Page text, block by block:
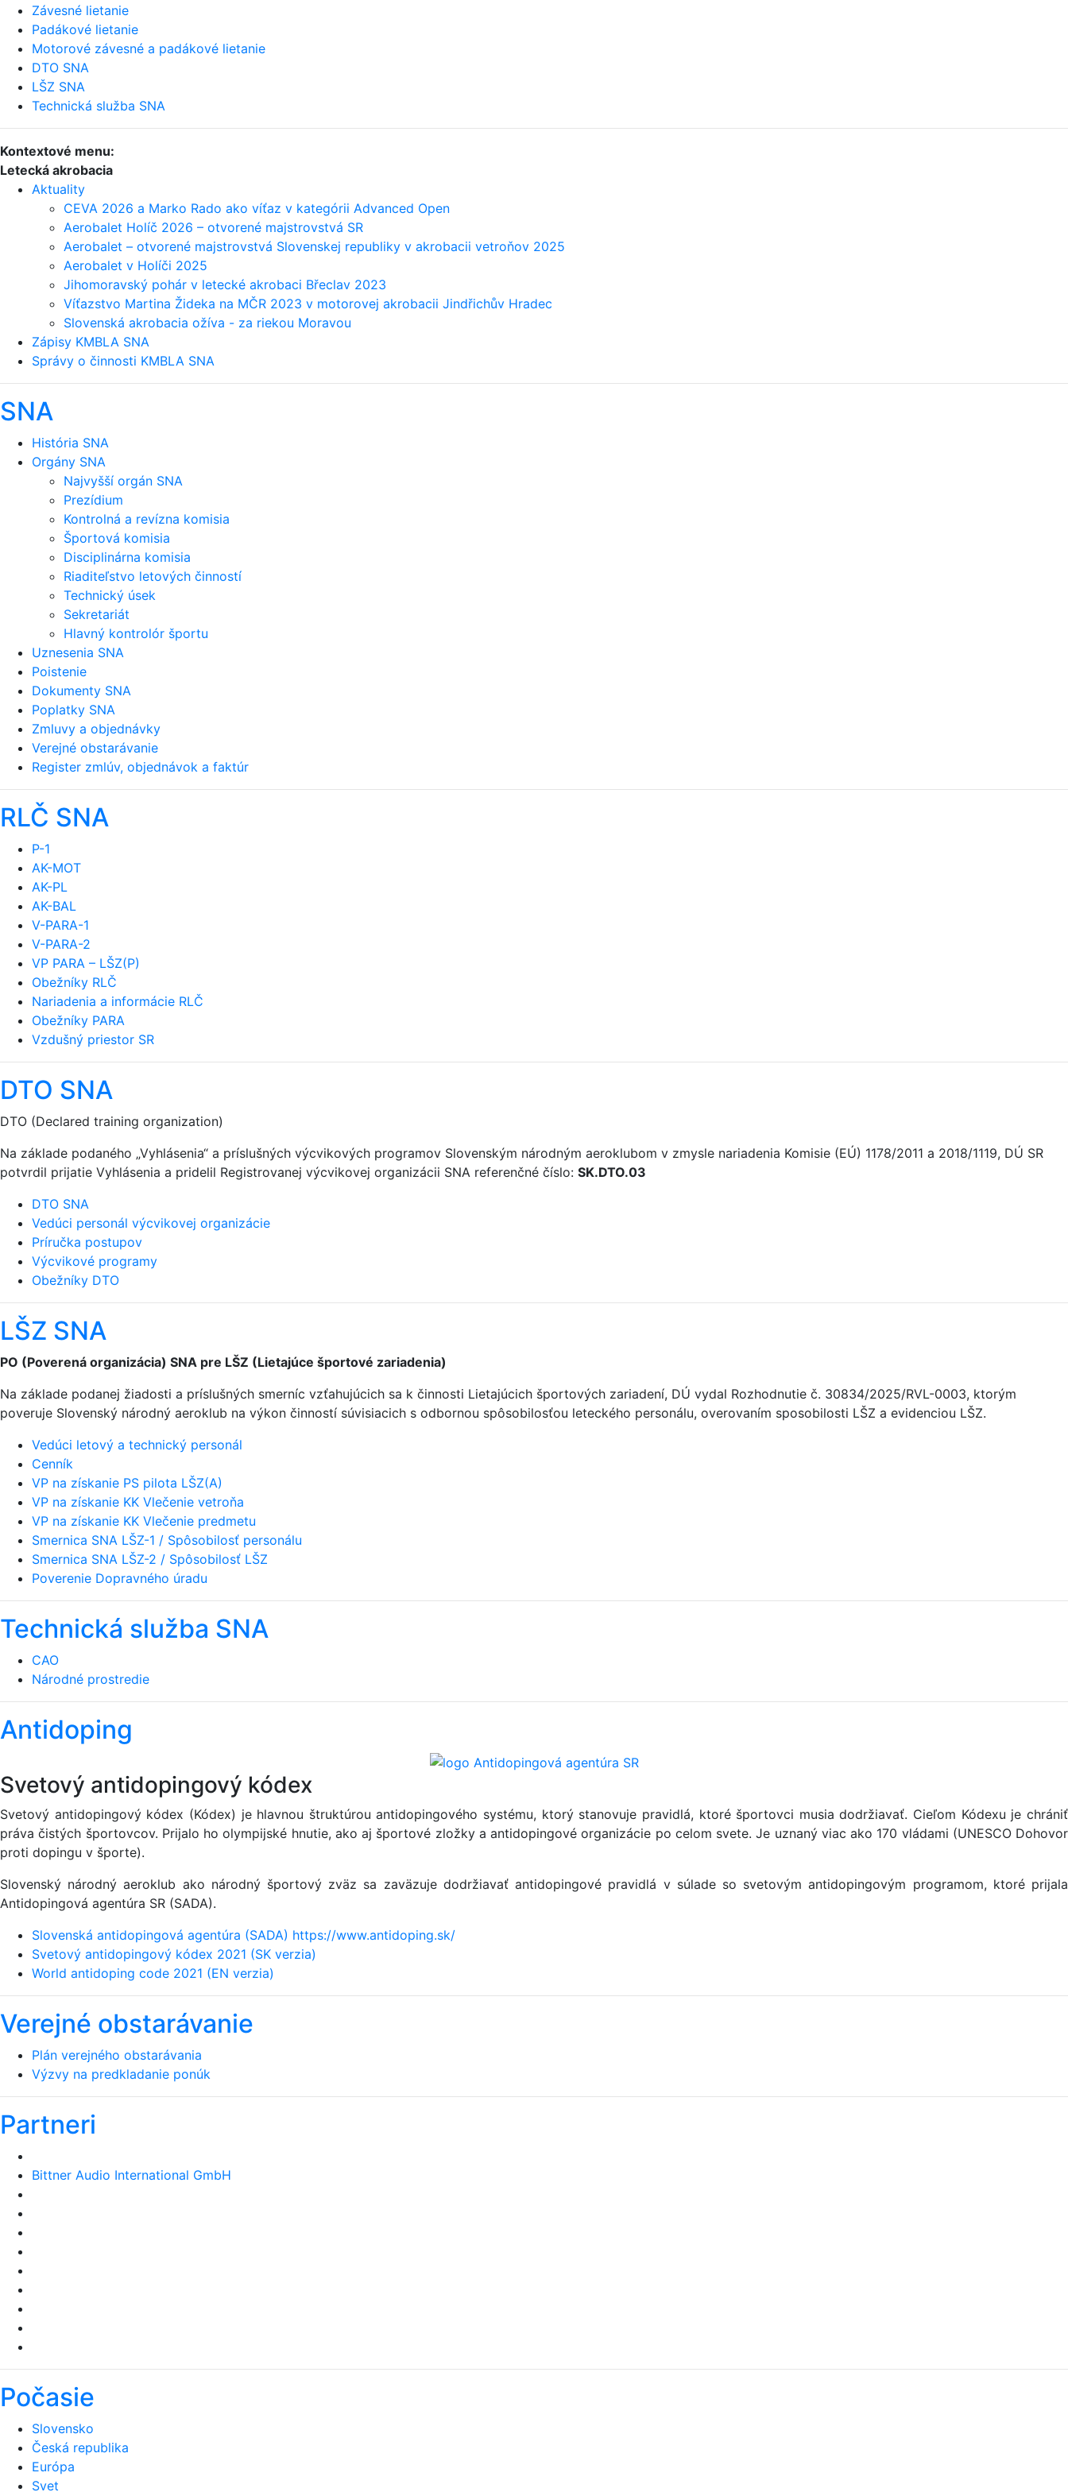
Závesné lietanie
Padákové lietanie
Motorové závesné a padákové lietanie
DTO SNA
LŠZ SNA
Technická služba SNA
Kontextové menu:
Letecká akrobacia
Aktuality
CEVA 2026 a Marko Rado ako víťaz v kategórii Advanced Open
Aerobalet Holíč 2026 – otvorené majstrovstvá SR
Aerobalet – otvorené majstrovstvá Slovenskej republiky v akrobacii vetroňov 2025
Aerobalet v Holíči 2025
Jihomoravský pohár v letecké akrobaci Břeclav 2023
Víťazstvo Martina Žideka na MČR 2023 v motorovej akrobacii Jindřichův Hradec
Slovenská akrobacia ožíva - za riekou Moravou
Zápisy KMBLA SNA
Správy o činnosti KMBLA SNA
SNA
História SNA
Orgány SNA
Najvyšší orgán SNA
Prezídium
Kontrolná a revízna komisia
Športová komisia
Disciplinárna komisia
Riaditeľstvo letových činností
Technický úsek
Sekretariát
Hlavný kontrolór športu
Uznesenia SNA
Poistenie
Dokumenty SNA
Poplatky SNA
Zmluvy a objednávky
Verejné obstarávanie
Register zmlúv, objednávok a faktúr
RLČ SNA
P-1
AK-MOT
AK-PL
AK-BAL
V-PARA-1
V-PARA-2
VP PARA – LŠZ(P)
Obežníky RLČ
Nariadenia a informácie RLČ
Obežníky PARA
Vzdušný priestor SR
DTO SNA
DTO (Declared training organization)
Na základe podaného „Vyhlásenia“ a príslušných výcvikových programov Slovenským národným aeroklubom v zmysle nariadenia Komisie (EÚ) 1178/2011 a 2018/1119, DÚ SR
potvrdil prijatie Vyhlásenia a pridelil Registrovanej výcvikovej organizácii SNA referenčné číslo: SK.DTO.03
DTO SNA
Vedúci personál výcvikovej organizácie
Príručka postupov
Výcvikové programy
Obežníky DTO
LŠZ SNA
PO (Poverená organizácia) SNA pre LŠZ (Lietajúce športové zariadenia)
Na základe podanej žiadosti a príslušných smerníc vzťahujúcich sa k činnosti Lietajúcich športových zariadení, DÚ vydal Rozhodnutie č. 30834/2025/RVL-0003, ktorým
poveruje Slovenský národný aeroklub na výkon činností súvisiacich s odbornou spôsobilosťou leteckého personálu, overovaním sposobilosti LŠZ a evidenciou LŠZ.
Vedúci letový a technický personál
Cenník
VP na získanie PS pilota LŠZ(A)
VP na získanie KK Vlečenie vetroňa
VP na získanie KK Vlečenie predmetu
Smernica SNA LŠZ-1 / Spôsobilosť personálu
Smernica SNA LŠZ-2 / Spôsobilosť LŠZ
Poverenie Dopravného úradu
Technická služba SNA
CAO
Národné prostredie
Antidoping
Svetový antidopingový kódex
Svetový antidopingový kódex (Kódex) je hlavnou štruktúrou antidopingového systému, ktorý stanovuje pravidlá, ktoré športovci musia dodržiavať. Cieľom Kódexu je chrániť
práva čistých športovcov. Prijalo ho olympijské hnutie, ako aj športové zložky a antidopingové organizácie po celom svete. Je uznaný viac ako 170 vládami (UNESCO Dohovor
proti dopingu v športe).
Slovenský národný aeroklub ako národný športový zväz sa zaväzuje dodržiavať antidopingové pravidlá v súlade so svetovým antidopingovým programom, ktoré prijala
Antidopingová agentúra SR (SADA).
Slovenská antidopingová agentúra (SADA) https://www.antidoping.sk/
Svetový antidopingový kódex 2021 (SK verzia)
World antidoping code 2021 (EN verzia)
Verejné obstarávanie
Plán verejného obstarávania
Výzvy na predkladanie ponúk
Partneri
Bittner Audio International GmbH
Počasie
Slovensko
Česká republika
Európa
Svet